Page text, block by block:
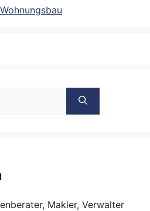
Wohnungsbau
Makler, Verwalter